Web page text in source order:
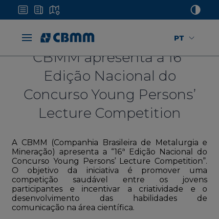
PT
CBMM apresenta a 16ª
Edição Nacional do
Concurso Young Persons’
Lecture Competition
A CBMM (Companhia Brasileira de Metalurgia e
Mineração) apresenta a “16ª Edição Nacional do
Concurso Young Persons’ Lecture Competition”.
O objetivo da iniciativa é promover uma
competição saudável entre os jovens
participantes e incentivar a criatividade e o
desenvolvimento das habilidades de
comunicação na área científica.